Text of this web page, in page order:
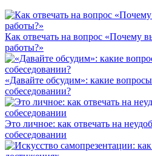
Как отвечать на вопрос «Почему
работы?»
«Давайте обсудим»: какие вопросы
собеседовании?
Это личное: как отвечать на
собеседовании